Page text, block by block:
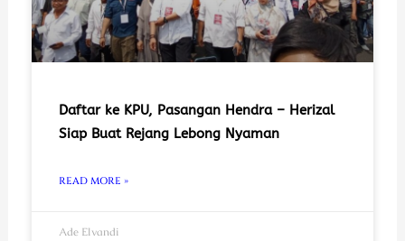
Daftar ke KPU, Pasangan Hendra – Herizal
Siap Buat Rejang Lebong Nyaman
READ MORE »
Ade Elvandi